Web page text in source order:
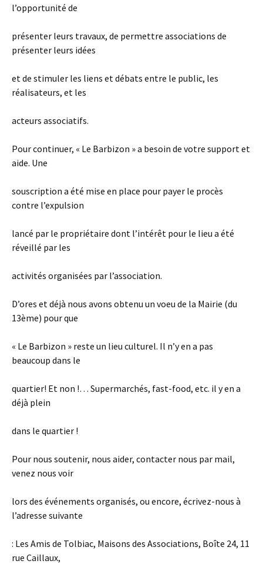
l’opportunité de
présenter leurs travaux, de permettre associations de
présenter leurs idées
et de stimuler les liens et débats entre le public, les
réalisateurs, et les
acteurs associatifs.
Pour continuer, « Le Barbizon » a besoin de votre support et
aide. Une
souscription a été mise en place pour payer le procès
contre l’expulsion
lancé par le propriétaire dont l’intérêt pour le lieu a été
réveillé par les
activités organisées par l’association.
D’ores et déjà nous avons obtenu un voeu de la Mairie (du
13ème) pour que
« Le Barbizon » reste un lieu culturel. Il n’y en a pas
beaucoup dans le
quartier! Et non !… Supermarchés, fast-food, etc. il y en a
déjà plein
dans le quartier !
Pour nous soutenir, nous aider, contacter nous par mail,
venez nous voir
lors des événements organisés, ou encore, écrivez-nous à
l’adresse suivante
: Les Amis de Tolbiac, Maisons des Associations, Boîte 24, 11
rue Caillaux,